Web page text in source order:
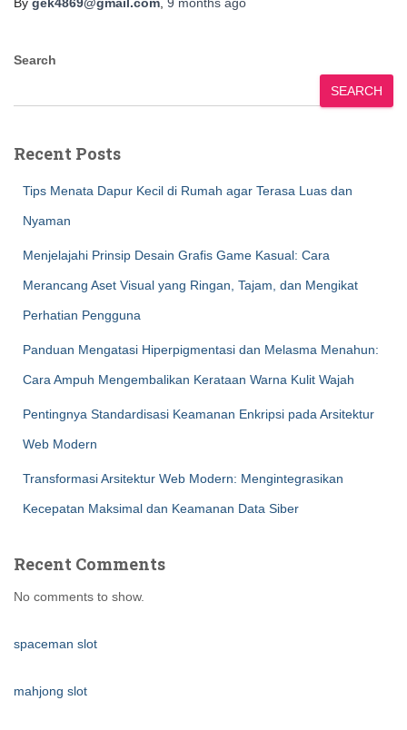
Search
SEARCH
Recent Posts
Tips Menata Dapur Kecil di Rumah agar Terasa Luas dan
Nyaman
Menjelajahi Prinsip Desain Grafis Game Kasual: Cara
Merancang Aset Visual yang Ringan, Tajam, dan Mengikat
Perhatian Pengguna
Panduan Mengatasi Hiperpigmentasi dan Melasma Menahun:
Cara Ampuh Mengembalikan Kerataan Warna Kulit Wajah
Pentingnya Standardisasi Keamanan Enkripsi pada Arsitektur
Web Modern
Transformasi Arsitektur Web Modern: Mengintegrasikan
Kecepatan Maksimal dan Keamanan Data Siber
Recent Comments
No comments to show.
spaceman slot
mahjong slot